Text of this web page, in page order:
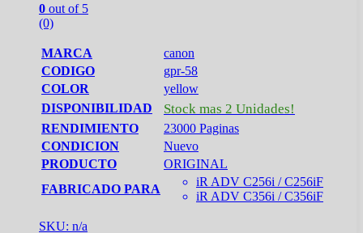
0 out of 5
(0)
MARCA
canon
CODIGO
gpr-58
COLOR
yellow
DISPONIBILIDAD
Stock mas 2 Unidades!
RENDIMIENTO
23000 Paginas
CONDICION
Nuevo
PRODUCTO
ORIGINAL
FABRICADO PARA
iR ADV C256i / C256iF
iR ADV C356i / C356iF
SKU: n/a